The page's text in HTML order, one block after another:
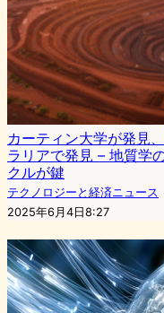
カーティン大学が発見
ラリアで発見 – 地質学
クルが鍵
テクノロジーと経済ニュース
2025年6月4日8:27